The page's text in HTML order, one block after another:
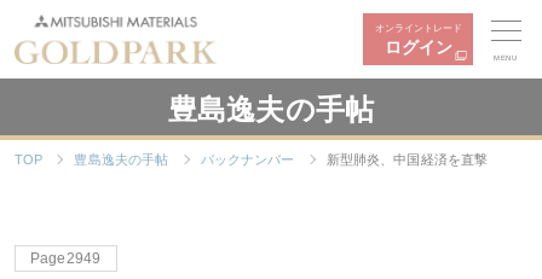
オンライントレード
ログイン
MENU
豊島逸夫の手帖
TOP 豊島逸夫の手帖 バックナンバー 新型肺炎、中国経済を直撃
Page2949